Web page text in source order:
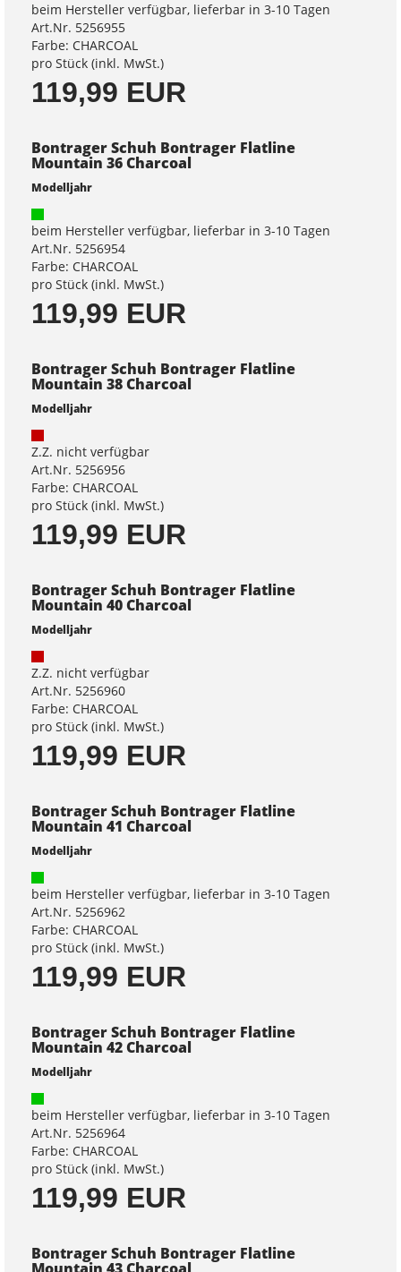
beim Hersteller verfügbar, lieferbar in 3-10 Tagen
Art.Nr. 5256955
Farbe: CHARCOAL
pro Stück (inkl. MwSt.)
119,99 EUR
Bontrager Schuh Bontrager Flatline
Mountain 36 Charcoal
Modelljahr
beim Hersteller verfügbar, lieferbar in 3-10 Tagen
Art.Nr. 5256954
Farbe: CHARCOAL
pro Stück (inkl. MwSt.)
119,99 EUR
Bontrager Schuh Bontrager Flatline
Mountain 38 Charcoal
Modelljahr
Z.Z. nicht verfügbar
Art.Nr. 5256956
Farbe: CHARCOAL
pro Stück (inkl. MwSt.)
119,99 EUR
Bontrager Schuh Bontrager Flatline
Mountain 40 Charcoal
Modelljahr
Z.Z. nicht verfügbar
Art.Nr. 5256960
Farbe: CHARCOAL
pro Stück (inkl. MwSt.)
119,99 EUR
Bontrager Schuh Bontrager Flatline
Mountain 41 Charcoal
Modelljahr
beim Hersteller verfügbar, lieferbar in 3-10 Tagen
Art.Nr. 5256962
Farbe: CHARCOAL
pro Stück (inkl. MwSt.)
119,99 EUR
Bontrager Schuh Bontrager Flatline
Mountain 42 Charcoal
Modelljahr
beim Hersteller verfügbar, lieferbar in 3-10 Tagen
Art.Nr. 5256964
Farbe: CHARCOAL
pro Stück (inkl. MwSt.)
119,99 EUR
Bontrager Schuh Bontrager Flatline